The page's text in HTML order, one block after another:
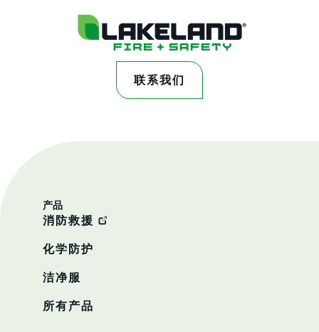
联系我们
产品
消防救援
化学防护
洁净服
所有产品